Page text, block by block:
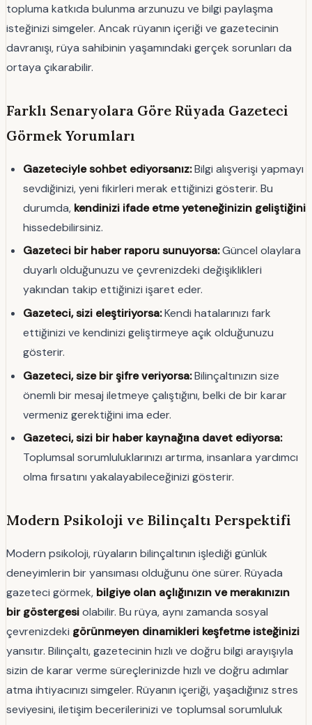
topluma katkıda bulunma arzunuzu ve bilgi paylaşma
isteğinizi simgeler. Ancak rüyanın içeriği ve gazetecinin
davranışı, rüya sahibinin yaşamındaki gerçek sorunları da
ortaya çıkarabilir.
Farklı Senaryolara Göre Rüyada Gazeteci
Görmek Yorumları
Gazeteciyle sohbet ediyorsanız:Bilgi alışverişi yapmayı
sevdiğinizi, yeni fikirleri merak ettiğinizi gösterir. Bu
durumda, kendinizi ifade etme yeteneğinizin geliştiğini
hissedebilirsiniz.
Gazeteci bir haber raporu sunuyorsa:Güncel olaylara
duyarlı olduğunuzu ve çevrenizdeki değişiklikleri
yakından takip ettiğinizi işaret eder.
Gazeteci, sizi eleştiriyorsa:Kendi hatalarınızı fark
ettiğinizi ve kendinizi geliştirmeye açık olduğunuzu
gösterir.
Gazeteci, size bir şifre veriyorsa:Bilinçaltınızın size
önemli bir mesaj iletmeye çalıştığını, belki de bir karar
vermeniz gerektiğini ima eder.
Gazeteci, sizi bir haber kaynağına davet ediyorsa:
Toplumsal sorumluluklarınızı artırma, insanlara yardımcı
olma fırsatını yakalayabileceğinizi gösterir.
Modern Psikoloji ve Bilinçaltı Perspektifi
Modern psikoloji, rüyaların bilinçaltının işlediği günlük
deneyimlerin bir yansıması olduğunu öne sürer. Rüyada
gazeteci görmek, bilgiye olan açlığınızın ve merakınızın
bir göstergesiolabilir. Bu rüya, aynı zamanda sosyal
çevrenizdeki görünmeyen dinamikleri keşfetme isteğinizi
yansıtır. Bilinçaltı, gazetecinin hızlı ve doğru bilgi arayışıyla
sizin de karar verme süreçlerinizde hızlı ve doğru adımlar
atma ihtiyacınızı simgeler. Rüyanın içeriği, yaşadığınız stres
seviyesini, iletişim becerilerinizi ve toplumsal sorumluluk